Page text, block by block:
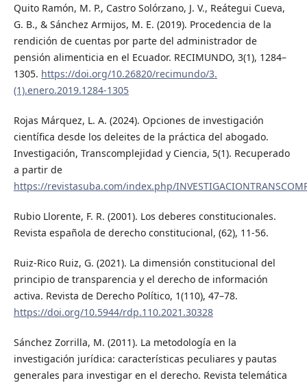
Quito Ramón, M. P., Castro Solórzano, J. V., Reátegui Cueva,
G. B., & Sánchez Armijos, M. E. (2019). Procedencia de la
rendición de cuentas por parte del administrador de
pensión alimenticia en el Ecuador. RECIMUNDO, 3(1), 1284–
1305. https://doi.org/10.26820/recimundo/3.
(1).enero.2019.1284-1305
Rojas Márquez, L. A. (2024). Opciones de investigación
científica desde los deleites de la práctica del abogado.
Investigación, Transcomplejidad y Ciencia, 5(1). Recuperado
a partir de
https://revistasuba.com/index.php/
Rubio Llorente, F. R. (2001). Los deberes constitucionales.
Revista española de derecho constitucional, (62), 11-56.
Ruiz-Rico Ruiz, G. (2021). La dimensión constitucional del
principio de transparencia y el derecho de información
activa. Revista de Derecho Político, 1(110), 47–78.
https://doi.org/10.5944/rdp.110.2021.30328
Sánchez Zorrilla, M. (2011). La metodología en la
investigación jurídica: características peculiares y pautas
generales para investigar en el derecho. Revista telemática